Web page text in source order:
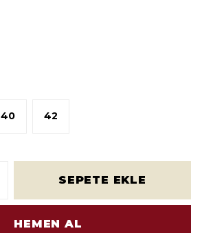
40 42
SEPETE EKLE
HEMEN AL